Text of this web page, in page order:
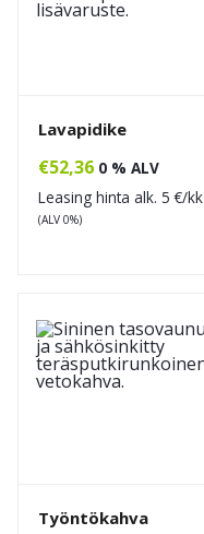
Lavapidike
€52,36 0 % ALV
Leasing hinta alk. 5 €/kk
(ALV 0%)
Työntökahva